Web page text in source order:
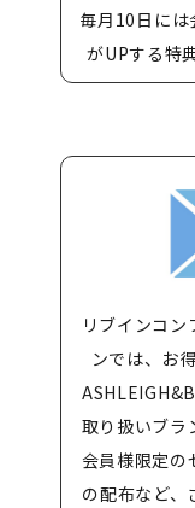
毎月10日には
がUPする特
リブインコ
ンでは、お
取り扱いブラ
会員様限定の
の配布など、